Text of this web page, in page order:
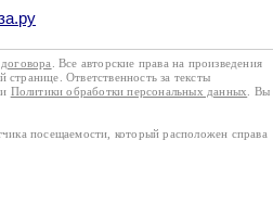
. Все авторские права на произведения
странице. Ответственность за тексты
Политики обработки персональных данных
. Вы
посещаемости, который расположен справа